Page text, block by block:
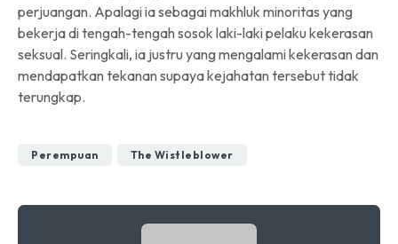
perjuangan. Apalagi ia sebagai makhluk minoritas yang
bekerja di tengah-tengah sosok laki-laki pelaku kekerasan
seksual. Seringkali, ia justru yang mengalami kekerasan dan
mendapatkan tekanan supaya kejahatan tersebut tidak
terungkap.
Perempuan The Wistleblower